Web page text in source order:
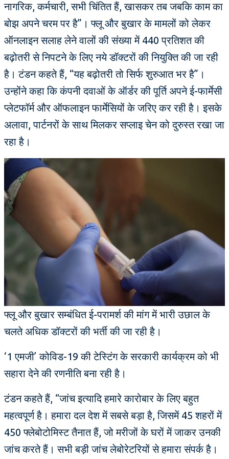
नागरिक, कर्मचारी, सभी चिंतित हैं, खासकर तब जबकि काम का
बोझ अपने चरम पर है”। फ्लू और बुखार के मामलों को लेकर
ऑनलाइन सलाह लेने वालों की संख्या में 440 प्रतिशत की
बढ़ोतरी से निपटने के लिए नये डॉक्टरों की नियुक्ति की जा रही
है। टंडन कहते हैं, “यह बढ़ोतरी तो सिर्फ शुरुआत भर है”।
उन्होंने कहा कि कंपनी दवाओं के ऑर्डर की पूर्ति अपने ई-फार्मेसी
प्लेटफॉर्म और ऑफलाइन फार्मेसियों के जरिए कर रही है। इसके
अलावा, पार्टनरों के साथ मिलकर सप्लाइ चेन को दुरुस्त रखा जा
रहा है।
फ्लू और बुखार सम्बंधित ई-परामर्श की मांग में भारी उछाल के
चलते अधिक डॉक्टरों की भर्ती की जा रही है।
‘1 एमजी’ कोविड-19 की टेस्टिंग के सरकारी कार्यक्रम को भी
सहारा देने की रणनीति बना रही है।
टंडन कहते हैं, “जांच इत्यादि हमारे कारोबार के लिए बहुत
महत्वपूर्ण है। हमारा दल देश में सबसे बड़ा है, जिसमें 45 शहरों में
450 फ्लेबोटोमिस्ट तैनात हैं, जो मरीजों के घरों में जाकर उनकी
जांच करते हैं। सभी बड़ी जांच लेबोरेटरियों से हमारा संपर्क है।